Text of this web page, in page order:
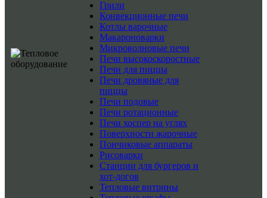
Грили
Конвекционные печи
Котлы варочные
Макароноварки
Микроволновые печи
Печи высокоскоростные
Печи для пиццы
Печи дровяные для
пиццы
Печи подовые
Печи ротационные
Печи хоспер на углях
Поверхности жарочные
Пончиковые аппараты
Рисоварки
Станции для бургеров и
хот-догов
Тепловые витрины